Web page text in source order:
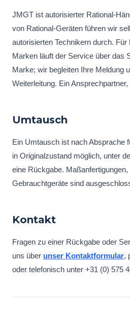
JMGT ist autorisierter Rational-
von Rational-Geräten führen wir
autorisierten Technikern durch.
Marken läuft der Service über das
Marke; wir begleiten Ihre Meldung
Weiterleitung. Ein
Umtausch
Ein Umtausch ist nach Absprache
in Originalzustand möglich, unter
eine Rückgabe.
Gebrauchtgeräte sind
Kontakt
Fragen zu einer Rückgabe oder
uns über unser Kontaktformular,
oder telefonisch unter +31 (0) 575